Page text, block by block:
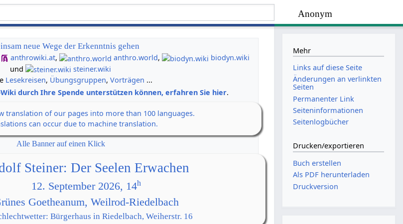
Anonym
neue Wege der Erkenntnis gehen
anthrowiki.at, anthro.world,
biodyn.wiki
und
steiner.wiki
Lesekreisen, Übungsgruppen,Vorträgen ...
durch Ihre Spende unterstützen können, erfahren Sie hier.
translation of our pages into more than 100 languages.
can occur due to machine translation.
Alle Banner auf einen Klick
Steiner: Der Seelen Erwachen
12. September 2026, 14h
Goetheanum, Weilrod-Riedelbach
Bürgerhaus in Riedelbach, Weiherstr. 16
Mehr
Links auf diese Seite
Änderungen an verlinkten
Seiten
Permanenter Link
Seiten­­informationen
Seitenlogbücher
Drucken/­exportieren
Buch erstellen
Als PDF herunterladen
Druckversion